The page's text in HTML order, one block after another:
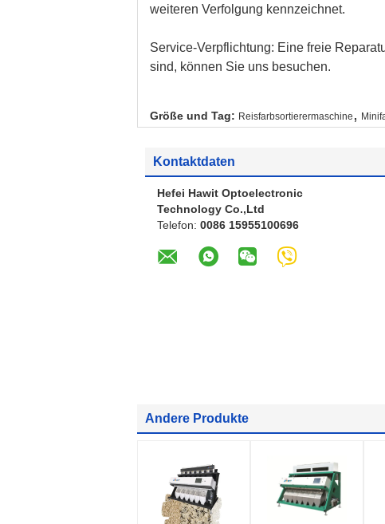
weiteren Verfolgung kennzeichnet.
Service-Verpflichtung: Eine freie
sind, können Sie uns besuchen.
Größe und Tag: Reisfarbsortierermaschine ,
Kontaktdaten
Hefei Hawit Optoelectronic
Technology Co.,Ltd
Telefon: 0086 15955100696
Andere Produkte